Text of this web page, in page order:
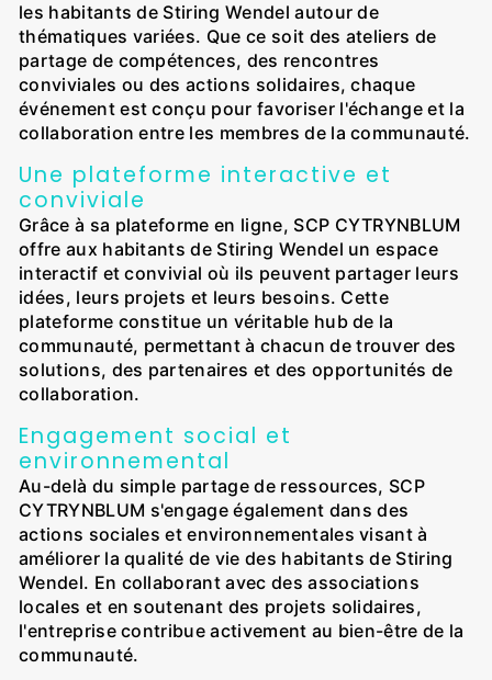
les habitants de Stiring Wendel autour de
thématiques variées. Que ce soit des ateliers de
partage de compétences, des rencontres
conviviales ou des actions solidaires, chaque
événement est conçu pour favoriser l'échange et la
collaboration entre les membres de la communauté.
Une plateforme interactive et
conviviale
Grâce à sa plateforme en ligne, SCP CYTRYNBLUM
offre aux habitants de Stiring Wendel un espace
interactif et convivial où ils peuvent partager leurs
idées, leurs projets et leurs besoins. Cette
plateforme constitue un véritable hub de la
communauté, permettant à chacun de trouver des
solutions, des partenaires et des opportunités de
collaboration.
Engagement social et
environnemental
Au-delà du simple partage de ressources, SCP
CYTRYNBLUM s'engage également dans des
actions sociales et environnementales visant à
améliorer la qualité de vie des habitants de Stiring
Wendel. En collaborant avec des associations
locales et en soutenant des projets solidaires,
l'entreprise contribue activement au bien-être de la
communauté.